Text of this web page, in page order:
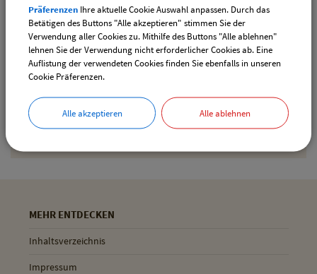
Gemeinde Pliening
Geltinger Str. 18
85652 Pliening
Drucken
MEHR ENTDECKEN
Inhaltsverzeichnis
Impressum
Präferenzen Ihre aktuelle Cookie Auswahl anpassen. Durch das
Betätigen des Buttons "Alle akzeptieren" stimmen Sie der
Verwendung aller Cookies zu. Mithilfe des Buttons "Alle ablehnen"
lehnen Sie der Verwendung nicht erforderlicher Cookies ab. Eine
Auflistung der verwendeten Cookies finden Sie ebenfalls in unseren
Cookie Präferenzen.
Alle akzeptieren Alle ablehnen